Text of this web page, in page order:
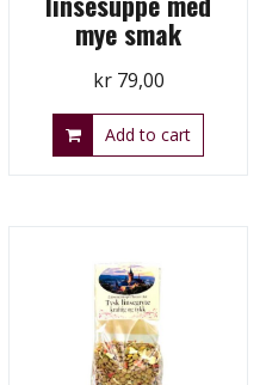
mye smak
kr79,00
Add to cart